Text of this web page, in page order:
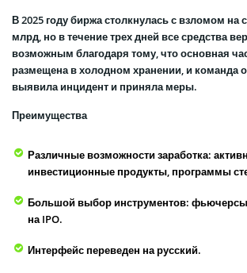
В 2025 году биржа столкнулась с взломом на
млрд, но в течение трех дней все средства
возможным благодаря тому, что основная
размещена в холодном хранении, и команда
выявила инцидент и приняла меры.
Преимущества
Различные возможности заработка:
инвестиционные продукты, программы
Большой выбор инструментов:
на IPO.
Интерфейс переведен на русский.